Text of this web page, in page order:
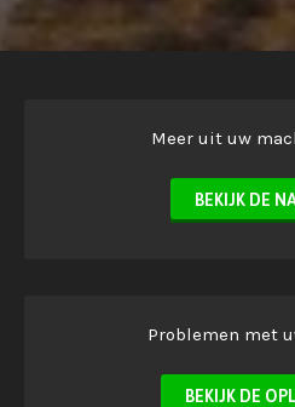
Meer uit uw
BEKIJK DE
Problemen met
BEKIJK DE